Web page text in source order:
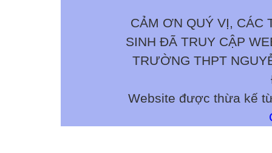
CẢM ƠN QUÝ VỊ, CÁC
SINH ĐÃ TRUY CẬP
TRƯỜNG THPT
Website được thừa kế